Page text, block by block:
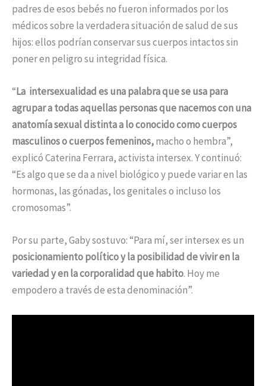
padres de esos bebés no fueron informados por los
médicos sobre la verdadera situación de salud de sus
hijos: ellos podrían conservar sus cuerpos intactos sin
poner en peligro su integridad física.
“La intersexualidad es una palabra que se usa para
agrupar a todas aquellas personas que nacemos con una
anatomía sexual distinta a lo conocido como cuerpos
masculinos o cuerpos femeninos,macho o hembra”,
explicó Caterina Ferrara, activista intersex. Y continuó:
“Es algo que se da a nivel biológico y puede variar en las
hormonas, las gónadas, los genitales o incluso los
cromosomas”.
Por su parte, Gaby sostuvo: “Para mí, ser intersex es un
posicionamiento político y la posibilidad de vivir en la
variedad y en la corporalidad que habito. Hoy me
empodero a través de esta denominación”.